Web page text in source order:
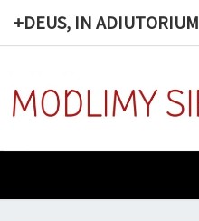
+DEUS, IN ADIUTORIUM